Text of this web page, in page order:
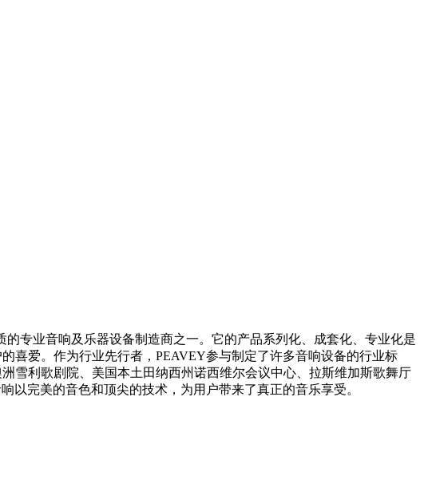
的专业音响及乐器设备制造商之一。它的产品系列化、成套化、专业化是
喜爱。作为行业先行者，PEAVEY参与制定了许多音响设备的行业标
雪利歌剧院、美国本土田纳西州诺西维尔会议中心、拉斯维加斯歌舞厅
完美的音色和顶尖的技术，为用户带来了真正的音乐享受。